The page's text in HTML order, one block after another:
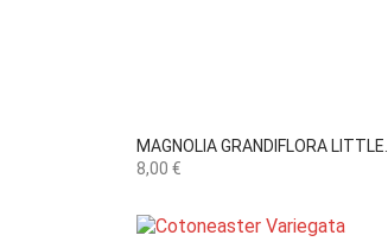
MAGNOLIA GRANDIFLORA LITTLE...
Precio
8,00 €
 Vista rápida